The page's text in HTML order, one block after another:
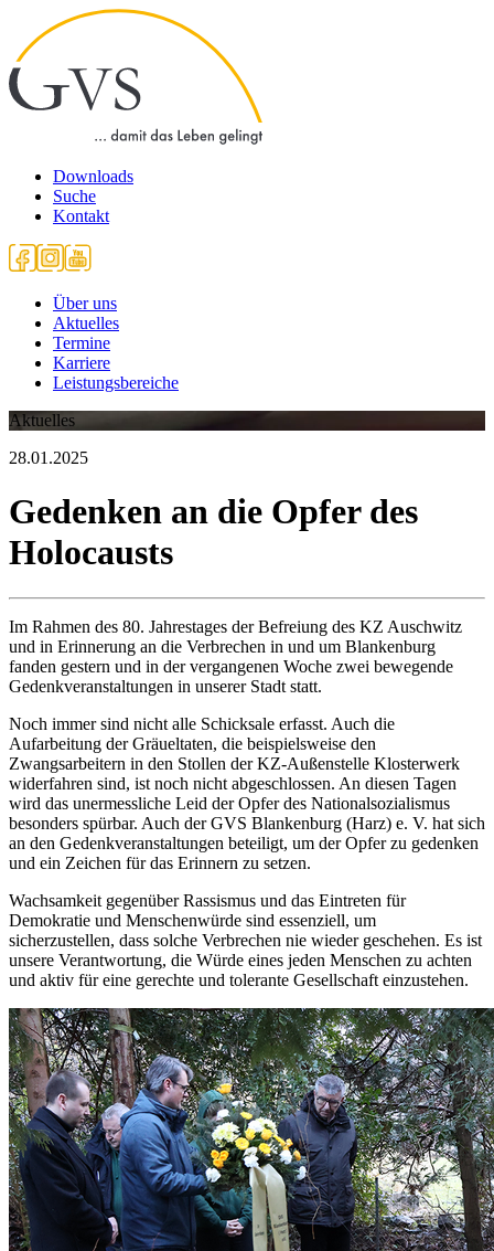
Downloads
Suche
Kontakt
Über uns
Aktuelles
Termine
Karriere
Leistungsbereiche
Aktuelles
28.01.2025
Gedenken an die Opfer des
Holocausts
Im Rahmen des 80. Jahrestages der Befreiung des KZ Auschwitz
und in Erinnerung an die Verbrechen in und um Blankenburg
fanden gestern und in der vergangenen Woche zwei bewegende
Gedenkveranstaltungen in unserer Stadt statt.
Noch immer sind nicht alle Schicksale erfasst. Auch die
Aufarbeitung der Gräueltaten, die beispielsweise den
Zwangsarbeitern in den Stollen der KZ-Außenstelle Klosterwerk
widerfahren sind, ist noch nicht abgeschlossen. An diesen Tagen
wird das unermessliche Leid der Opfer des Nationalsozialismus
besonders spürbar. Auch der GVS Blankenburg (Harz) e. V. hat sich
an den Gedenkveranstaltungen beteiligt, um der Opfer zu gedenken
und ein Zeichen für das Erinnern zu setzen.
Wachsamkeit gegenüber Rassismus und das Eintreten für
Demokratie und Menschenwürde sind essenziell, um
sicherzustellen, dass solche Verbrechen nie wieder geschehen. Es ist
unsere Verantwortung, die Würde eines jeden Menschen zu achten
und aktiv für eine gerechte und tolerante Gesellschaft einzustehen.